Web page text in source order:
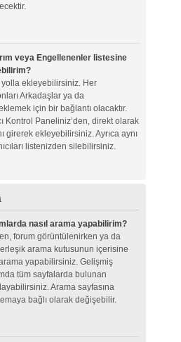
veya Engellenenler listesine
yolla ekleyebilirsiniz. Her
Arkadaşlar ya da
için bir bağlantı olacaktır.
Kontrol Paneliniz’den, direkt olarak
girerek ekleyebilirsiniz. Ayrıca aynı
listenizden silebilirsiniz.
nasıl arama yapabilirim?
forum görüntülenirken ya da
arama kutusunun içerisine
yapabilirsiniz. Gelişmiş
tüm sayfalarda bulunan
Arama sayfasına
bağlı olarak değişebilir.